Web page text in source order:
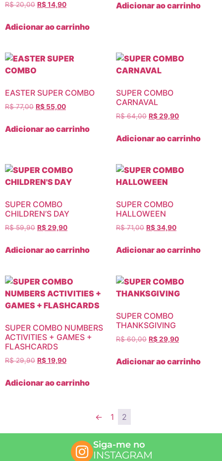
R$20,00 R$14,90
Adicionar ao carrinho
Adicionar ao carrinho
EASTER SUPER COMBO
R$77,00 R$ 55,00
Adicionar ao carrinho
SUPER COMBO
CARNAVAL
R$64,00 R$29,90
Adicionar ao carrinho
SUPER COMBO
CHILDREN’S DAY
R$59,90 R$29,90
Adicionar ao carrinho
SUPER COMBO
HALLOWEEN
R$71,00 R$34,90
Adicionar ao carrinho
SUPER COMBO NUMBERS
ACTIVITIES + GAMES +
FLASHCARDS
R$29,90 R$19,90
Adicionar ao carrinho
SUPER COMBO
THANKSGIVING
R$60,00 R$29,90
Adicionar ao carrinho
← 1 2
Siga-me no
INSTAGRAM